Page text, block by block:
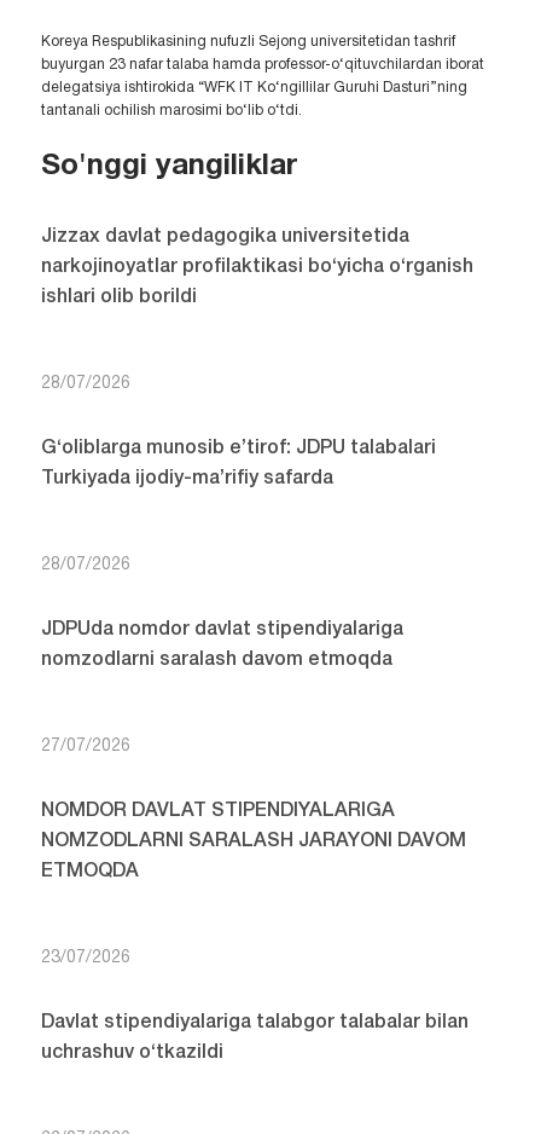
Koreya Respublikasining nufuzli Sejong universitetidan tashrif
buyurgan 23 nafar talaba hamda professor-o‘qituvchilardan iborat
delegatsiya ishtirokida “WFK IT Ko‘ngillilar Guruhi Dasturi”ning
tantanali ochilish marosimi bo‘lib o‘tdi.
So'nggi yangiliklar
Jizzax davlat pedagogika universitetida
narkojinoyatlar profilaktikasi bo‘yicha o‘rganish
ishlari olib borildi
28/07/2026
G‘oliblarga munosib e’tirof: JDPU talabalari
Turkiyada ijodiy-ma’rifiy safarda
28/07/2026
JDPUda nomdor davlat stipendiyalariga
nomzodlarni saralash davom etmoqda
27/07/2026
NOMDOR DAVLAT STIPENDIYALARIGA
NOMZODLARNI SARALASH JARAYONI DAVOM
ETMOQDA
23/07/2026
Davlat stipendiyalariga talabgor talabalar bilan
uchrashuv o‘tkazildi